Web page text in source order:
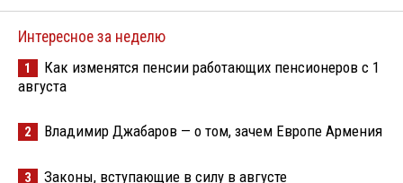
Интересное за неделю
1
Как изменятся пенсии работающих пенсионеров с 1
августа
2 Владимир Джабаров — о том, зачем Европе Армения
3 Законы, вступающие в силу в августе